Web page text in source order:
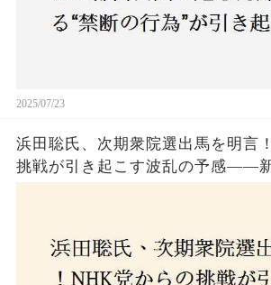
2025/07/23
浜田聡氏、次期衆院選出馬を明言
挑戦が引き起こす波乱の予感——